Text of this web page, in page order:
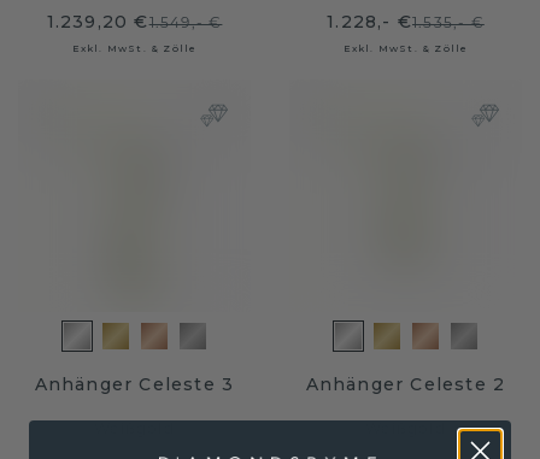
1.239,20 €1.549,- €
Exkl. MwSt. & Zölle
1.228,- €1.535,- €
Exkl. MwSt. & Zölle
Anhänger Celeste 3 Anhänger Celeste 2